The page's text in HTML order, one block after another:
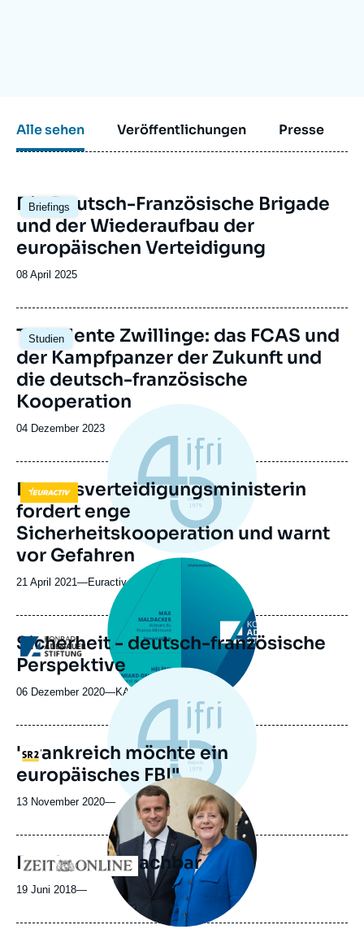
Alle sehen Veröffentlichungen Presse
Briefings
Image
principale
Die Deutsch-Französische Brigade
und der Wiederaufbau der
europäischen Verteidigung
Date
publication
08 April 2025
Studien
Image
principale
Turbulente Zwillinge: das FCAS und
der Kampfpanzer der Zukunft und
die deutsch-französische
Kooperation
Date
publication
04 Dezember 2023
Logo
Bundesverteidigungsministerin
fordert enge
Sicherheitskooperation und warnt
vor Gefahren
21 April 2021—Nom
journal,
revue
ou
émission
Euractiv
Logo
Image
principale
médiatique
Sicherheit - deutsch-französische
Perspektive
06 Dezember 2020—Nom
du
journal,
revue
ou
émission
KAS
Logo
"Frankreich möchte ein
europäisches FBI"
13 November 2020—
Logo
Image
principale
médiatique
Der fremde Nachbar
19 Juni 2018—